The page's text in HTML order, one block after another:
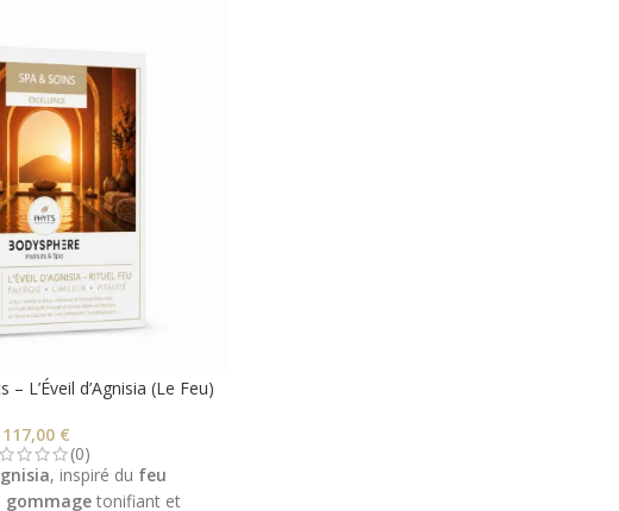
L’Éveil d’Agnisia (Le Feu)
117,00 €
(0)
, inspiré du feu
gommage tonifiant et